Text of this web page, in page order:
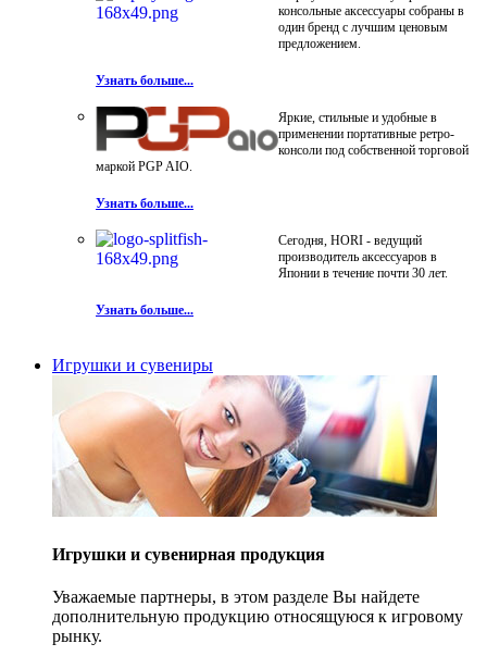
консольные аксессуары собраны в
один бренд с лучшим ценовым
предложением.
Узнать больше...
Яркие, стильные и удобные в
применении портативные ретро-
консоли под собственной торговой
маркой PGP AIO.
Узнать больше...
Сегодня, HORI - ведущий
производитель аксессуаров в
Японии в течение почти 30 лет.
Узнать больше...
Игрушки и сувениры
Игрушки и сувенирная продукция
Уважаемые партнеры, в этом разделе Вы найдете
дополнительную продукцию относящуюся к игровому
рынку.